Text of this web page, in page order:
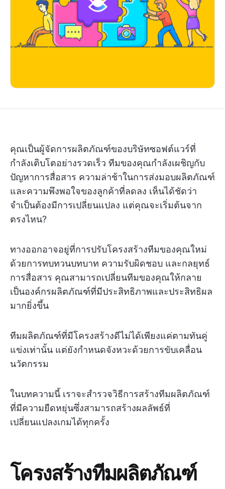
คุณเป็นผู้จัดการผลิตภัณฑ์ของบริษัทซอฟต์แวร์ที่
กำลังเติบโตอย่างรวดเร็ว ทีมของคุณกำลังเผชิญกับ
ปัญหาการสื่อสาร ความล่าช้าในการส่งมอบผลิตภัณฑ์
และความพึงพอใจของลูกค้าที่ลดลง เห็นได้ชัดว่า
จำเป็นต้องมีการเปลี่ยนแปลง แต่คุณจะเริ่มต้นจาก
ตรงไหน?
ทางออกอาจอยู่ที่การปรับโครงสร้างทีมของคุณใหม่
ด้วยการทบทวนบทบาท ความรับผิดชอบ และกลยุทธ์
การสื่อสาร คุณสามารถเปลี่ยนทีมของคุณให้กลาย
เป็นองค์กรผลิตภัณฑ์ที่มีประสิทธิภาพและประสิทธิผล
มากยิ่งขึ้น
ทีมผลิตภัณฑ์ที่มีโครงสร้างดีไม่ได้เพียงแค่ตามทันคู่
แข่งเท่านั้น แต่ยังกำหนดจังหวะด้วยการขับเคลื่อน
นวัตกรรม
ในบทความนี้ เราจะสำรวจวิธีการสร้างทีมผลิตภัณฑ์
ที่มีความยืดหยุ่นซึ่งสามารถสร้างผลลัพธ์ที่
เปลี่ยนแปลงเกมได้ทุกครั้ง
โครงสร้างทีมผลิตภัณฑ์